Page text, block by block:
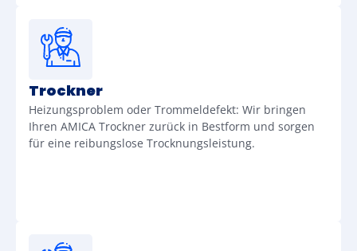
Trockner
Heizungsproblem oder Trommeldefekt: Wir bringen
Ihren AMICA Trockner zurück in Bestform und sorgen
für eine reibungslose Trocknungsleistung.